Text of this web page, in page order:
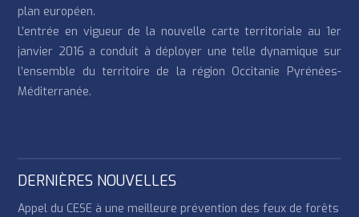
plan européen.
L’entrée en vigueur de la nouvelle carte territoriale au 1er
janvier 2016 a conduit à déployer une telle dynamique sur
l’ensemble du territoire de la région Occitanie Pyrénées-
Méditerranée.
DERNIÈRES NOUVELLES
Appel du CESE à une meilleure prévention des feux de forêts